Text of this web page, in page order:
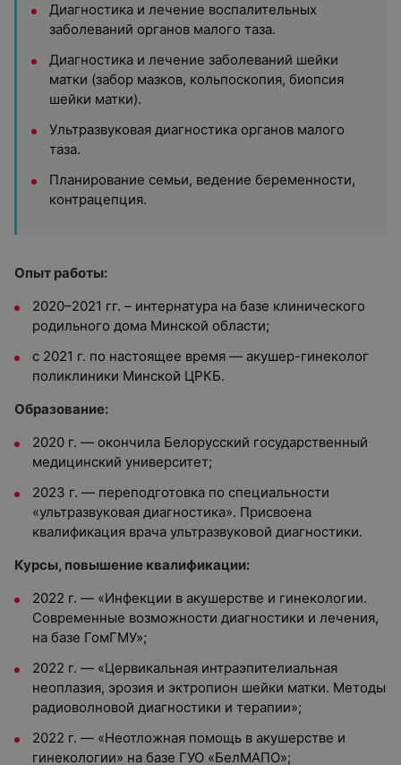
Диагностика и лечение воспалительных
заболеваний органов малого таза.
Диагностика и лечение заболеваний шейки
матки (забор мазков, кольпоскопия, биопсия
шейки матки).
Ультразвуковая диагностика органов малого
таза.
Планирование семьи, ведение беременности,
контрацепция.
Опыт работы:
2020–2021 гг. – интернатура на базе клинического
родильного дома Минской области;
с 2021 г. по настоящее время — акушер-гинеколог
поликлиники Минской ЦРКБ.
Образование:
2020 г. — окончила Белорусский государственный
медицинский университет;
2023 г. — переподготовка по специальности
«ультразвуковая диагностика». Присвоена
квалификация врача ультразвуковой диагностики.
Курсы, повышение квалификации:
2022 г. — «Инфекции в акушерстве и гинекологии.
Современные возможности диагностики и лечения,
на базе ГомГМУ»;
2022 г. — «Цервикальная интраэпителиальная
неоплазия, эрозия и эктропион шейки матки. Методы
радиоволновой диагностики и терапии»;
2022 г. — «Неотложная помощь в акушерстве и
гинекологии» на базе ГУО «БелМАПО»;